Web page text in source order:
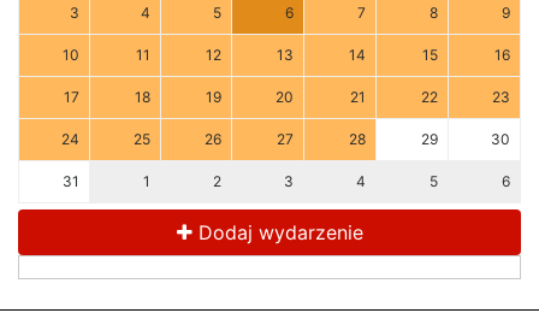
3 4 5 6 7 8 9
10 11 12 13 14 15 16
17 18 19 20 21 22 23
24 25 26 27 28 29 30
31 1 2 3 4 5 6
Dodaj wydarzenie